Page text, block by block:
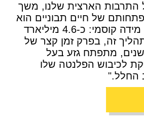
התרבות הארצית שלנו, משך
של חיים תבוניים הוא
ממושך, גם בקנה מידה קוסמי: כ-4.6 מיליארד
זה, בפרק זמן קצר של
מתפתח גזע בעל
לכיבוש הפלנטה שלו
החלל."